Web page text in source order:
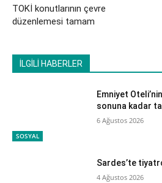
TOKİ konutlarının çevre
düzenlemesi tamam
İLGİLİ HABERLER
SOSYAL
Emniyet
sonuna kadar
6 Ağustos 2026
Sardes’te
4 Ağustos 2026